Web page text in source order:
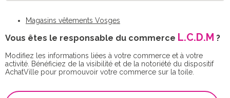
Magasins vêtements Vosges
Vous êtes le responsable du commerce L.C.D.M ?
Modifiez les informations liées à votre commerce et à votre
activité. Bénéficiez de la visibilité et de la notoriété du dispositif
AchatVille pour promouvoir votre commerce sur la toile.